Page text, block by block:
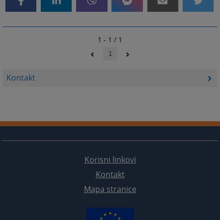
Kontakt
1 - 1 / 1
1
Korisni linkovi
Kontakt
Mapa stranice